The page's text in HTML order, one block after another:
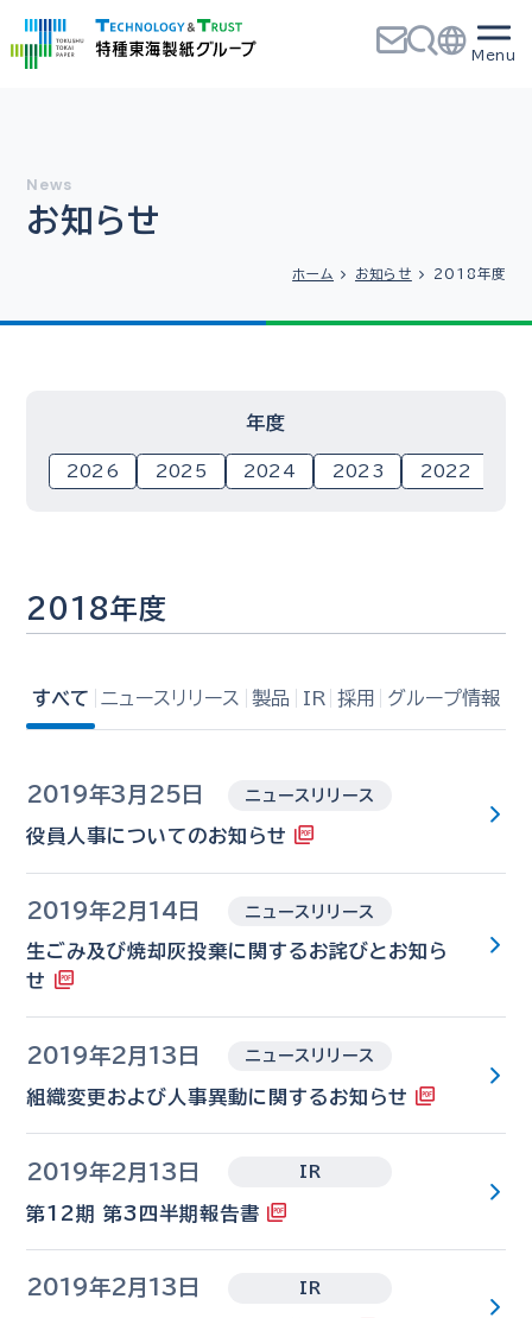
お知らせ
ホーム お知らせ 2018年度
年度
2026 2025 2024 2023 2022
2018年度
すべて ニュースリリース 製品 IR 採用 グループ情報
2019年3月25日 ニュースリリース
役員人事についてのお知らせ
2019年2月14日 ニュースリリース
生ごみ及び焼却灰投棄に関するお詫びとお知ら
せ
2019年2月13日 ニュースリリース
組織変更および人事異動に関するお知らせ
2019年2月13日 IR
第12期 第3四半期報告書
2019年2月13日 IR